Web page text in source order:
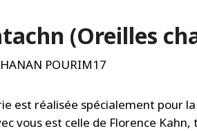
(Oreilles
est réalisée spécialement pour
vous est celle de Florence